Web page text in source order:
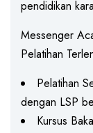
pendidikan
Messenger
Pelatihan
Pelatihan
dengan LSP
Kursus